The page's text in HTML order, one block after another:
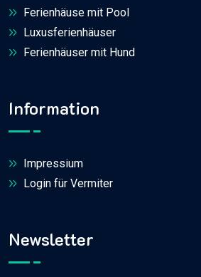
Ferienhäuse mit Pool
Luxusferienhäuser
Ferienhäuser mit Hund
Information
Impressium
Login für Vermiter
Newsletter